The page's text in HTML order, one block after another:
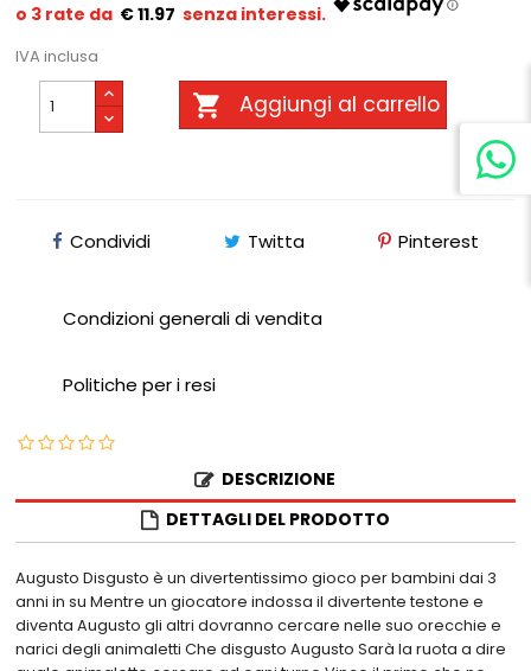
€ 11.97
IVA inclusa
 Aggiungi al carrello
Condividi Twitta Pinterest
Condizioni generali di vendita
Politiche per i resi
DESCRIZIONE
DETTAGLI DEL PRODOTTO
Augusto Disgusto è un divertentissimo gioco per bambini dai 3
anni in su Mentre un giocatore indossa il divertente testone e
diventa Augusto gli altri dovranno cercare nelle suo orecchie e
narici degli animaletti Che disgusto Augusto Sarà la ruota a dire